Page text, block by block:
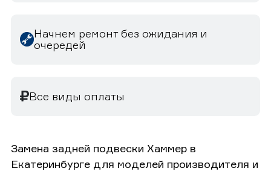
Начнем ремонт без ожидания и
очередей
Все виды оплаты
Замена задней подвески Хаммер в
Екатеринбурге для моделей производителя и